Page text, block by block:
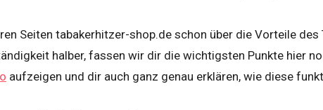
halber, fassen wir dir die wichtigsten Punkte hier
aufzeigen und dir auch ganz genau erklären, wie diese